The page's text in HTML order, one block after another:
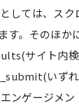
しては、ス
す。そのほか
サイト内検
いずれ
ンゲージメ